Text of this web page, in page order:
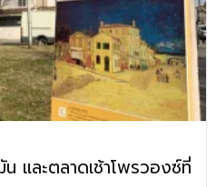
และตลาดเช้าโพรวองซ์ที่